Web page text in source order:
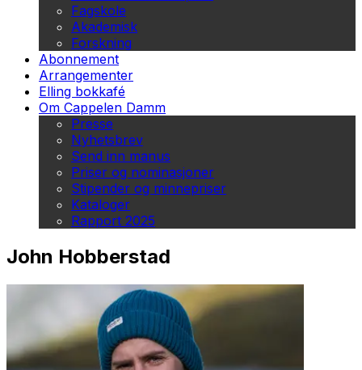
Fagskole
Akademisk
Forskning
Abonnement
Arrangementer
Elling bokkafé
Om Cappelen Damm
Presse
Nyhetsbrev
Send inn manus
Priser og nominasjoner
Stipender og minnepriser
Kataloger
Rapport 2025
John Hobberstad